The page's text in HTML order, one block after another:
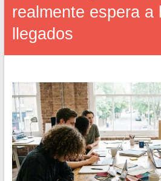
realmente espera a
llegados